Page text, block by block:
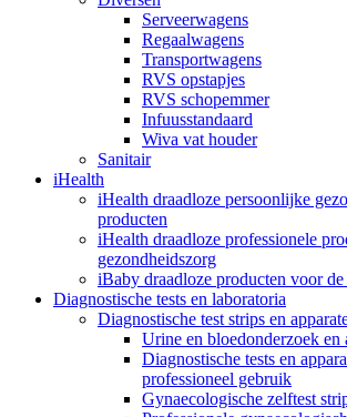
Serveerwagens
Regaalwagens
Transportwagens
RVS opstapjes
RVS schopemmer
Infuusstandaard
Wiva vat houder
Sanitair
iHealth
iHealth draadloze persoonlijke
producten
iHealth draadloze professionele
gezondheidszorg
iBaby draadloze producten voor
Diagnostische tests en laboratoria
Diagnostische test strips en
Urine en bloedonderzoek en
Diagnostische tests en
professioneel gebruik
Gynaecologische zelftest